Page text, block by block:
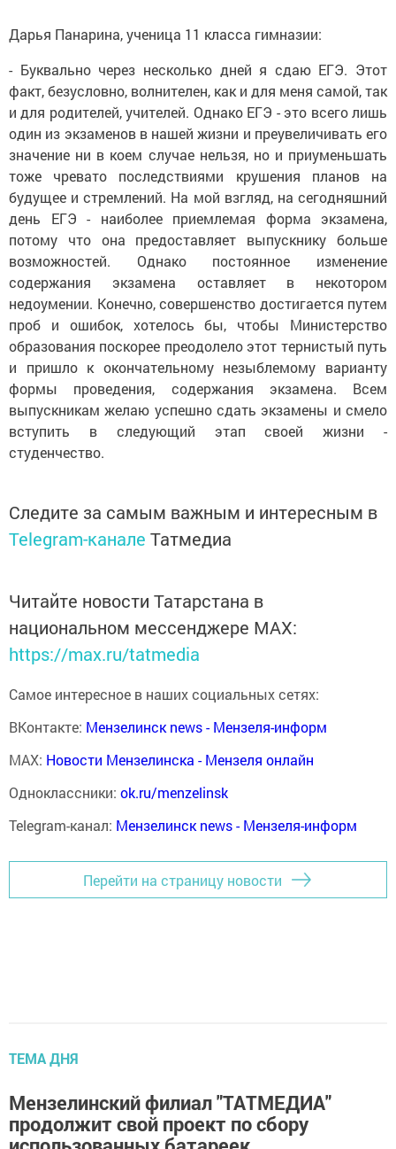
Дарья Панарина, ученица 11 класса гимназии:
- Буквально через несколько дней я сдаю ЕГЭ. Этот
факт, безусловно, волнителен, как и для меня самой, так
и для родителей, учителей. Однако ЕГЭ - это всего лишь
один из экзаменов в нашей жизни и преувеличивать его
значение ни в коем случае нельзя, но и приуменьшать
тоже чревато последствиями крушения планов на
будущее и стремлений. На мой взгляд, на сегодняшний
день ЕГЭ - наиболее приемлемая форма экзамена,
потому что она предоставляет выпускнику больше
возможностей. Однако постоянное изменение
содержания экзамена оставляет в некотором
недоумении. Конечно, совершенство достигается путем
проб и ошибок, хотелось бы, чтобы Министерство
образования поскорее преодолело этот тернистый путь
и пришло к окончательному незыблемому варианту
формы проведения, содержания экзамена. Всем
выпускникам желаю успешно сдать экзамены и смело
вступить в следующий этап своей жизни -
студенчество.
Следите за самым важным и интересным в
Telegram-канале Татмедиа
Читайте новости Татарстана в
национальном мессенджере MАХ:
https://max.ru/tatmedia
Самое интересное в наших социальных сетях:
ВКонтакте: Мензелинск news - Мензеля-информ
MAX: Новости Мензелинска - Мензеля онлайн
Одноклассники: ok.ru/menzelinsk
Telegram-канал: Мензелинск news - Мензеля-информ
Перейти на страницу новости
ТЕМА ДНЯ
Мензелинский филиал "ТАТМЕДИА"
продолжит свой проект по сбору